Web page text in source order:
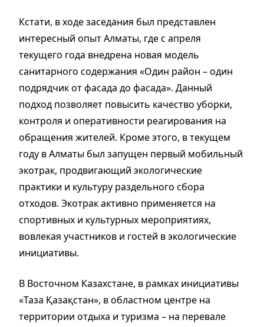
Кстати, в ходе заседания был представлен
интересный опыт Алматы, где с апреля
текущего года внедрена новая модель
санитарного содержания «Один район – один
подрядчик от фасада до фасада». Данный
подход позволяет повысить качество уборки,
контроля и оперативности реагирования на
обращения жителей. Кроме этого, в текущем
году в Алматы был запущен первый мобильный
экотрак, продвигающий экологические
практики и культуру раздельного сбора
отходов. Экотрак активно применяется на
спортивных и культурных мероприятиях,
вовлекая участников и гостей в экологические
инициативы.
В Восточном Казахстане, в рамках инициативы
«Таза Қазақстан», в областном центре на
территории отдыха и туризма – на перевале